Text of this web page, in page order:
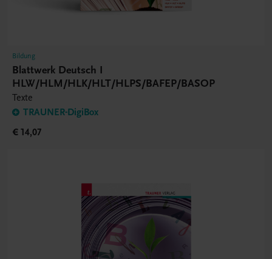
Bildung
Blattwerk Deutsch I
HLW/HLM/HLK/HLT/HLPS/BAFEP/BASOP
Texte
TRAUNER-DigiBox
€ 14,07